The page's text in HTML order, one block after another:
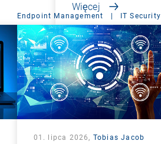
Więcej
Endpoint Management | IT Security
01. lipca 2026, Tobias Jacob